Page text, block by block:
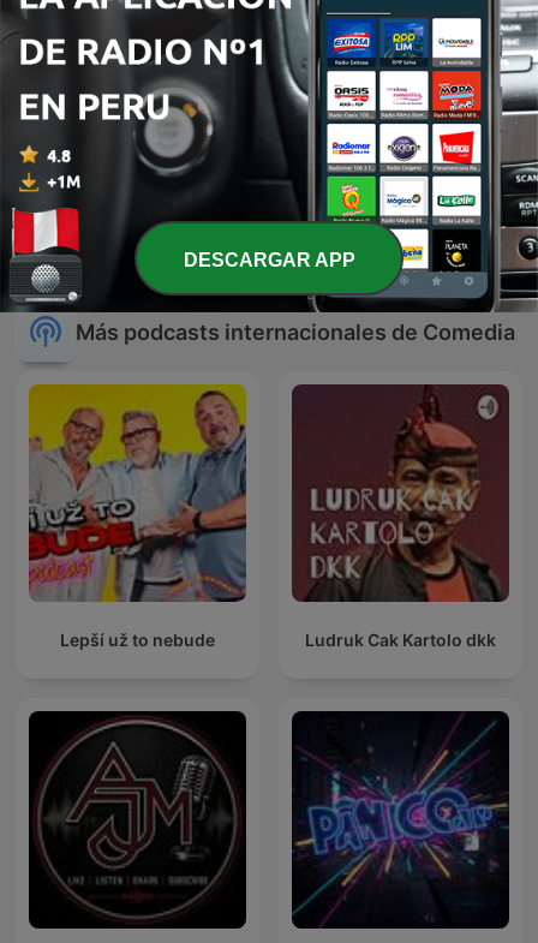
La Venganza Será Terrible
(oficial)
Fonos Locos
Más podcasts internacionales de Comedia
Lepší už to nebude Ludruk Cak Kartolo dkk
DESCARGAR APP